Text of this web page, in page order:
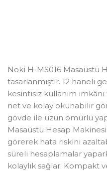
Noki H-MS016 Masaüstü
tasarlanmıştır. 12 haneli
kesintisiz kullanım
net ve kolay okunabilir
gövde ile uzun ömürlü
Masaüstü Hesap
görerek hata riskini
süreli hesaplamalar
kolaylık sağlar. Kompakt